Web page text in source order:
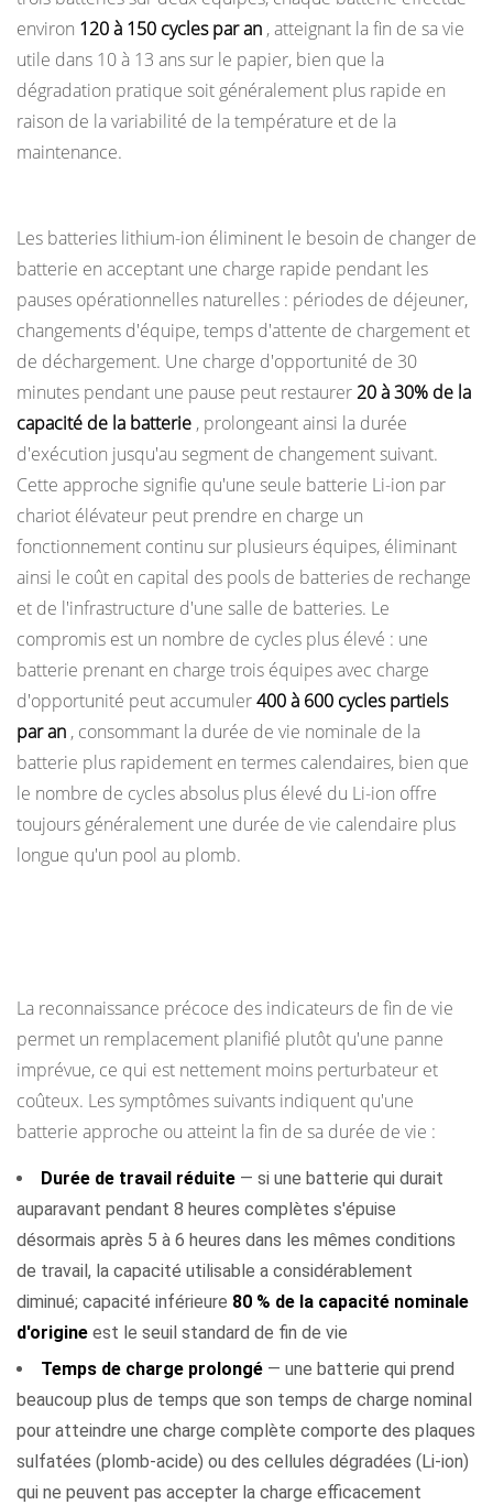
environ 120 à 150 cycles par an , atteignant la fin de sa vie
utile dans 10 à 13 ans sur le papier, bien que la
dégradation pratique soit généralement plus rapide en
raison de la variabilité de la température et de la
maintenance.
Les batteries lithium-ion éliminent le besoin de changer de
batterie en acceptant une charge rapide pendant les
pauses opérationnelles naturelles : périodes de déjeuner,
changements d'équipe, temps d'attente de chargement et
de déchargement. Une charge d'opportunité de 30
minutes pendant une pause peut restaurer20 à 30% de la
capacité de la batterie , prolongeant ainsi la durée
d'exécution jusqu'au segment de changement suivant.
Cette approche signifie qu'une seule batterie Li-ion par
chariot élévateur peut prendre en charge un
fonctionnement continu sur plusieurs équipes, éliminant
ainsi le coût en capital des pools de batteries de rechange
et de l'infrastructure d'une salle de batteries. Le
compromis est un nombre de cycles plus élevé : une
batterie prenant en charge trois équipes avec charge
d'opportunité peut accumuler400 à 600 cycles partiels
par an , consommant la durée de vie nominale de la
batterie plus rapidement en termes calendaires, bien que
le nombre de cycles absolus plus élevé du Li-ion offre
toujours généralement une durée de vie calendaire plus
longue qu'un pool au plomb.
La reconnaissance précoce des indicateurs de fin de vie
permet un remplacement planifié plutôt qu'une panne
imprévue, ce qui est nettement moins perturbateur et
coûteux. Les symptômes suivants indiquent qu'une
batterie approche ou atteint la fin de sa durée de vie :
Durée de travail réduite — si une batterie qui durait
auparavant pendant 8 heures complètes s'épuise
désormais après 5 à 6 heures dans les mêmes conditions
de travail, la capacité utilisable a considérablement
diminué; capacité inférieure 80 % de la capacité nominale
d'origine est le seuil standard de fin de vie
Temps de charge prolongé — une batterie qui prend
beaucoup plus de temps que son temps de charge nominal
pour atteindre une charge complète comporte des plaques
sulfatées (plomb-acide) ou des cellules dégradées (Li-ion)
qui ne peuvent pas accepter la charge efficacement